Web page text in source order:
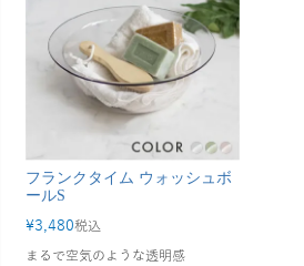
フランクタイム ウォッシュボ
ールS
¥3,480税込
まるで空気のような透明感